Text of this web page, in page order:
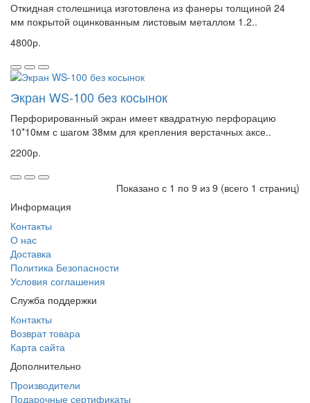
Откидная столешница изготовлена из фанеры толщиной 24
мм покрытой оцинкованным листовым металлом 1.2..
4800р.
Экран WS-100 без косынок
Перфорированный экран имеет квадратную перфорацию
10*10мм с шагом 38мм для крепления верстачных аксе..
2200р.
Показано с 1 по 9 из 9 (всего 1 страниц)
Информация
Контакты
О нас
Доставка
Политика Безопасности
Условия соглашения
Служба поддержки
Контакты
Возврат товара
Карта сайта
Дополнительно
Производители
Подарочные сертификаты